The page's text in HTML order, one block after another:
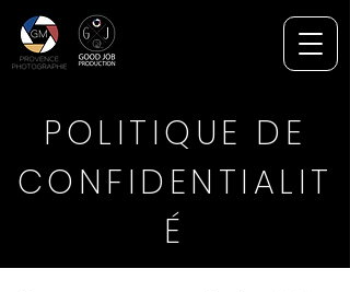
POLITIQUE DE
CONFIDENTIALIT
É